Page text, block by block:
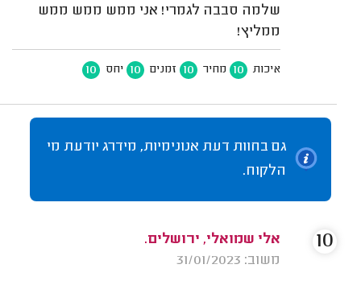
שלמה סבבה לגמרי! אני ממש ממש ממש
ממליץ!
איכות 10 מחיר 10 זמנים 10 יחס 10
גם בחוות דעת אנונימיות, מידרג יודעת מי
הלקוח.
אלי שמואלי, ירושלים.
משוב: 31/01/2023
10